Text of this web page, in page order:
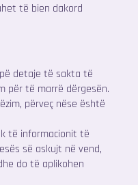
të bien dakord
detaje të sakta të
për të marrë dërgesën.
përveç nëse është
të informacionit të
së askujt në vend,
do të aplikohen